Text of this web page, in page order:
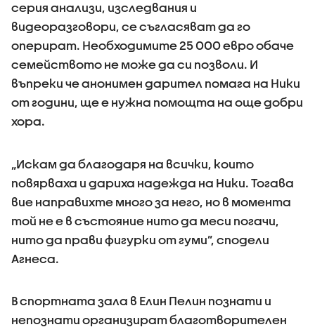
серия анализи, изследвания и
видеоразговори, се съгласяват да го
оперират. Необходимите 25 000 евро обаче
семейството не може да си позволи. И
въпреки че анонимен дарител помага на Ники
от години, ще е нужна помощта на още добри
хора.
„Искам да благодаря на всички, които
повярваха и дариха надежда на Ники. Тогава
вие направихте много за него, но в момента
той не е в състояние нито да меси погачи,
нито да прави фигурки от гуми”, сподели
Агнеса.
В спортната зала в Елин Пелин познати и
непознати организират благотворителен